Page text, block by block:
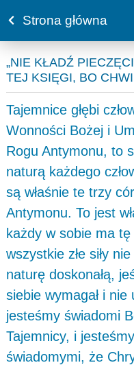
Strona główna
„NIE KŁADŹ
TEJ KSIĘGI, BO
Tajemnice głębi
Wonności Bożej i
Rogu Antymonu, to
naturą każdego
są właśnie te trzy
Antymonu. To jest
każdy w sobie ma
wszystkie złe siły
naturę doskonałą,
siebie wymagał i
jesteśmy świadomi
Tajemnicy, i
świadomymi, że